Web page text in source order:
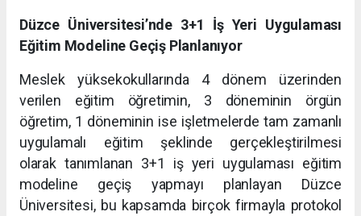
Düzce Üniversitesi’nde 3+1 İş Yeri Uygulaması
Eğitim Modeline Geçiş Planlanıyor
Meslek yüksekokullarında 4 dönem üzerinden
verilen eğitim öğretimin, 3 döneminin örgün
öğretim, 1 döneminin ise işletmelerde tam zamanlı
uygulamalı eğitim şeklinde gerçekleştirilmesi
olarak tanımlanan 3+1 iş yeri uygulaması eğitim
modeline geçiş yapmayı planlayan Düzce
Üniversitesi, bu kapsamda birçok firmayla protokol